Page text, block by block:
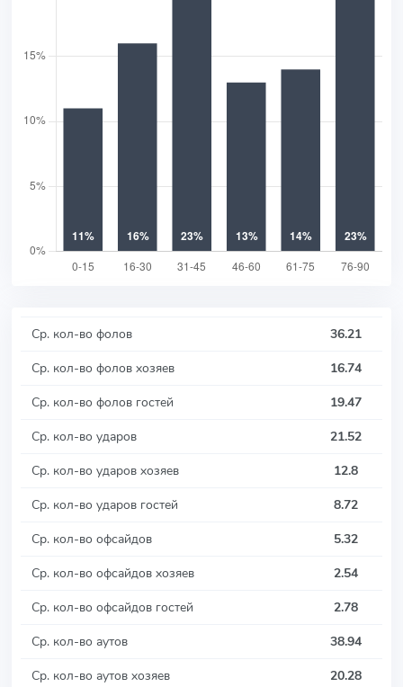
Ср. кол-во фолов
36.21
Ср. кол-во фолов хозяев
16.74
Ср. кол-во фолов гостей
19.47
Ср. кол-во ударов
21.52
Ср. кол-во ударов хозяев
12.8
Ср. кол-во ударов гостей
8.72
Ср. кол-во офсайдов
5.32
Ср. кол-во офсайдов хозяев
2.54
Ср. кол-во офсайдов гостей
2.78
Ср. кол-во аутов
38.94
Ср. кол-во аутов хозяев
20.28